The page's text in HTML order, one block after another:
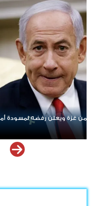
«خروقات» حزب الله.. إسرائيل